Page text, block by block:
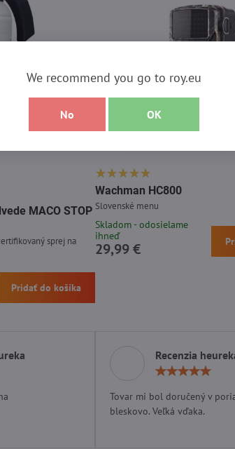
MACO STOP
sprej na
Pridať do košíka
Wachman HC800
Slovenské menu
Skladom - odosielame
ihneď
29,99 €
Recenzia
Tovar mi bol doručený v
bleskovo. Veľká vďaka.
We recommend you go to roy.eu
No OK